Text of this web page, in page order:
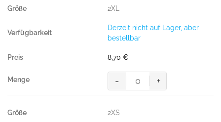
2XL
Derzeit nicht auf Lager, aber
bestellbar
8,70 €
HAKRO
T-
Bio-
- +
2XS